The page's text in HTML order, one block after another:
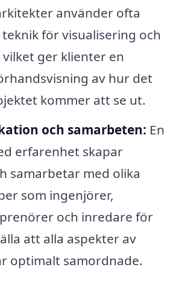
använder ofta
för visualisering och
ger klienter en
av hur det
kommer att se ut.
och samarbeten: En
erfarenhet skapar
samarbetar med olika
som ingenjörer,
och inredare för
att alla aspekter av
optimalt samordnade.